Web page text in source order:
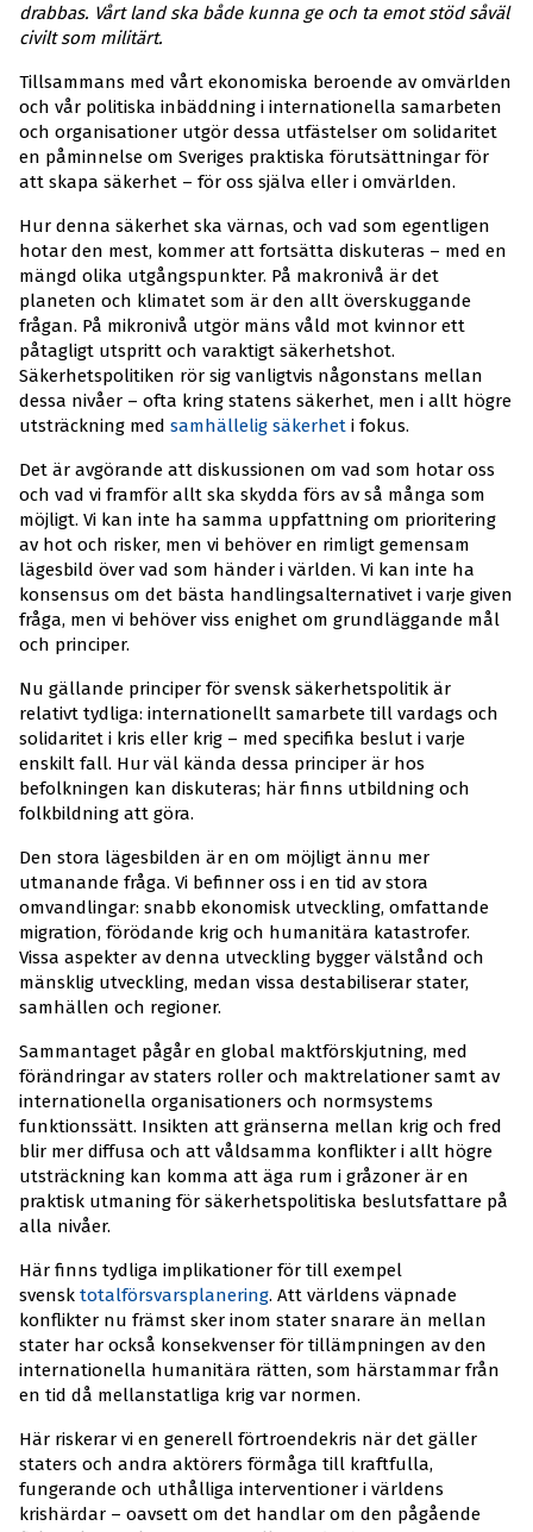
drabbas. Vårt land ska både kunna ge och ta emot stöd såväl
civilt som militärt.
Tillsammans med vårt ekonomiska beroende av omvärlden
och vår politiska inbäddning i internationella samarbeten
och organisationer utgör dessa utfästelser om solidaritet
en påminnelse om Sveriges praktiska förutsättningar för
att skapa säkerhet – för oss själva eller i omvärlden.
Hur denna säkerhet ska värnas, och vad som egentligen
hotar den mest, kommer att fortsätta diskuteras – med en
mängd olika utgångspunkter. På makronivå är det
planeten och klimatet som är den allt överskuggande
frågan. På mikronivå utgör mäns våld mot kvinnor ett
påtagligt utspritt och varaktigt säkerhetshot.
Säkerhetspolitiken rör sig vanligtvis någonstans mellan
dessa nivåer – ofta kring statens säkerhet, men i allt högre
utsträckning med samhällelig säkerhet i fokus.
Det är avgörande att diskussionen om vad som hotar oss
och vad vi framför allt ska skydda förs av så många som
möjligt. Vi kan inte ha samma uppfattning om prioritering
av hot och risker, men vi behöver en rimligt gemensam
lägesbild över vad som händer i världen. Vi kan inte ha
konsensus om det bästa handlingsalternativet i varje given
fråga, men vi behöver viss enighet om grundläggande mål
och principer.
Nu gällande principer för svensk säkerhetspolitik är
relativt tydliga: internationellt samarbete till vardags och
solidaritet i kris eller krig – med specifika beslut i varje
enskilt fall. Hur väl kända dessa principer är hos
befolkningen kan diskuteras; här finns utbildning och
folkbildning att göra.
Den stora lägesbilden är en om möjligt ännu mer
utmanande fråga. Vi befinner oss i en tid av stora
omvandlingar: snabb ekonomisk utveckling, omfattande
migration, förödande krig och humanitära katastrofer.
Vissa aspekter av denna utveckling bygger välstånd och
mänsklig utveckling, medan vissa destabiliserar stater,
samhällen och regioner.
Sammantaget pågår en global maktförskjutning, med
förändringar av staters roller och maktrelationer samt av
internationella organisationers och normsystems
funktionssätt. Insikten att gränserna mellan krig och fred
blir mer diffusa och att våldsamma konflikter i allt högre
utsträckning kan komma att äga rum i gråzoner är en
praktisk utmaning för säkerhetspolitiska beslutsfattare på
alla nivåer.
Här finns tydliga implikationer för till exempel
svensk totalförsvarsplanering. Att världens väpnade
konflikter nu främst sker inom stater snarare än mellan
stater har också konsekvenser för tillämpningen av den
internationella humanitära rätten, som härstammar från
en tid då mellanstatliga krig var normen.
Här riskerar vi en generell förtroendekris när det gäller
staters och andra aktörers förmåga till kraftfulla,
fungerande och uthålliga interventioner i världens
krishärdar – oavsett om det handlar om den pågående